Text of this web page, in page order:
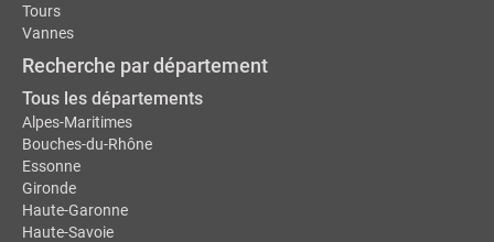
Tours
Vannes
Recherche par département
Tous les départements
Alpes-Maritimes
Bouches-du-Rhône
Essonne
Gironde
Haute-Garonne
Haute-Savoie